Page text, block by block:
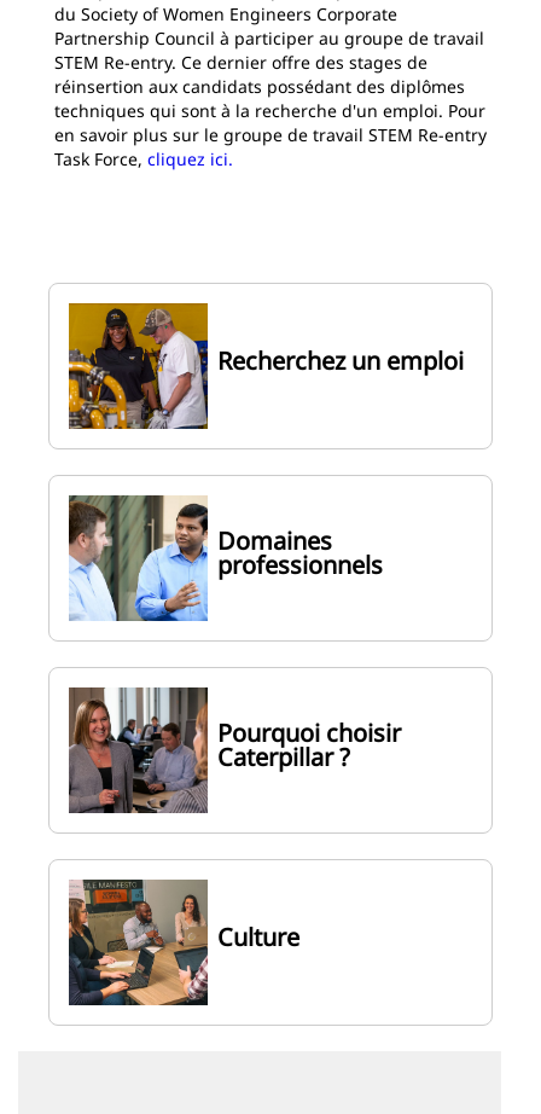
du Society of Women Engineers Corporate
Partnership Council à participer au groupe de travail
STEM Re-entry. Ce dernier offre des stages de
réinsertion aux candidats possédant des diplômes
techniques qui sont à la recherche d'un emploi. Pour
en savoir plus sur le groupe de travail STEM Re-entry
Task Force, cliquez ici.
Recherchez un emploi
Domaines
professionnels
Pourquoi choisir
Caterpillar ?
Culture